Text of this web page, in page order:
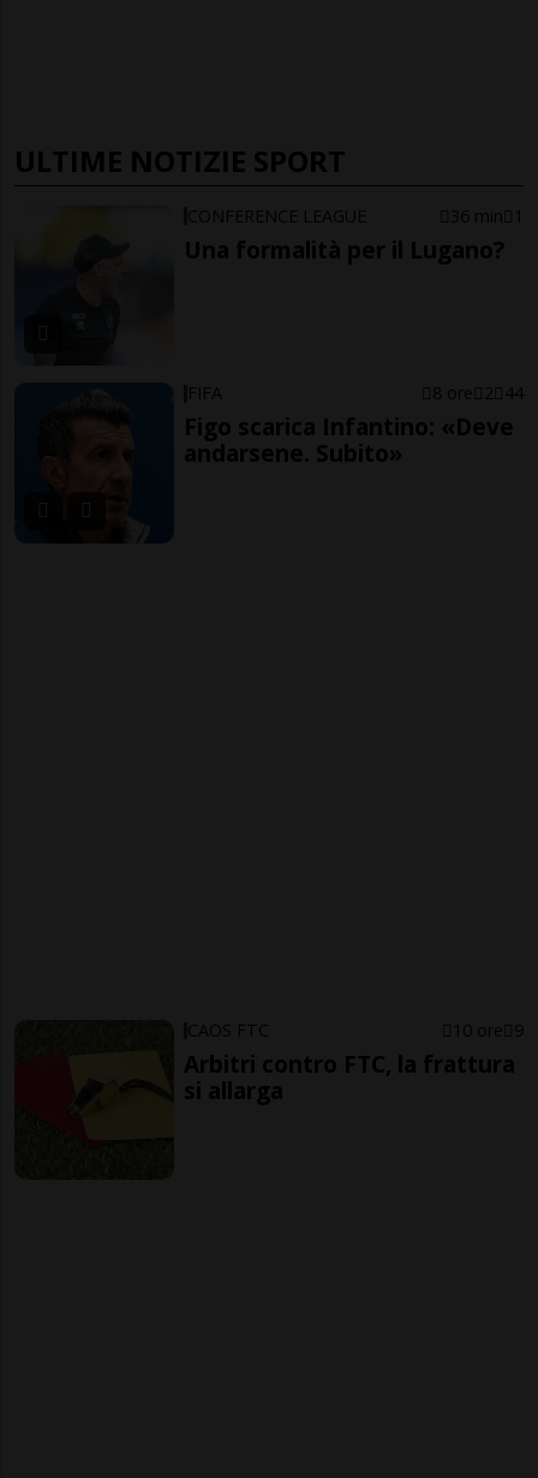
ULTIME NOTIZIE SPORT
CONFERENCE LEAGUE 36 min 1
Una formalità per il Lugano?
FIFA 8 ore 2 44
Figo scarica Infantino: «Deve
andarsene. Subito»
CAOS FTC 10 ore 9
Arbitri contro FTC, la frattura
si allarga